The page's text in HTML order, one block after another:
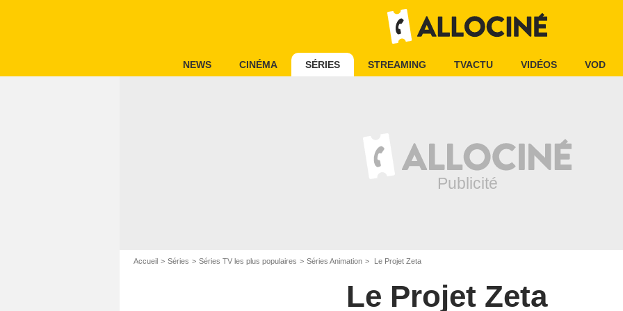
NEWS CINÉMA SÉRIES STREAMING TVACTU VIDÉOS VOD
Accueil Séries Séries TV les plus populaires Séries Animation Le Projet Zeta
Le Projet Zeta